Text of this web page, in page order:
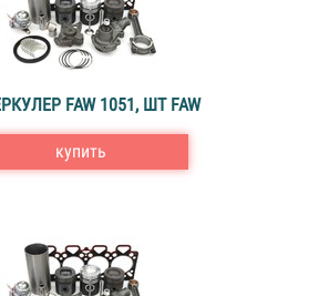
FAW 1051, ШТ FAW
купить